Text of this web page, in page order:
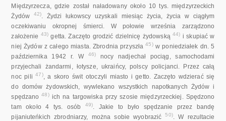
Międzyrzecza, gdzie został naładowany około 10 tys. międzyrzeckich
Żydów
42). Żydzi łukowscy uzyskali miesiąc życia, życia w ciągłym
oczekiwaniu okropnej śmierci. W połowie września zarządzono
założenie 43) getta. Zaczęto grodzić dzielnicę żydowską44) i skupiać w
niej Żydów z całego miasta. Zbrodnia przyszła45)w poniedziałek dn. 5
października 1942 r. W
46)
nocy nadjechał pociąg, samochodami
przyjechali żandarmi, łotysze, ukraińcy, polscy policjanci. Przez całą
noc pili47), a skoro świt otoczyli miasto i getto. Zaczęto wdzierać się
do domów żydowskich, wywlekano wszystkich napotkanych Żydów i
spędzano48)ich na targowiska przy szosie międzyrzeckiej. Spędzono
tam około 4 tys. osób
49). Jakie to było spędzanie przez bandę
pijaniuteńkich zbrodniarzy, można sobie wyobrazić
50). W rezultacie